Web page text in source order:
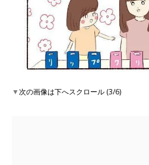
▼次の画像は下へスクロール (3/6)